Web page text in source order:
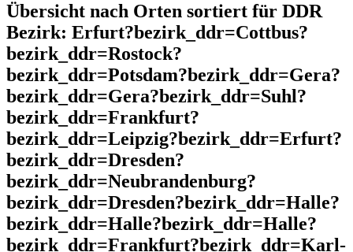
Übersicht nach Orten sortiert für DDR
Bezirk: Erfurt?bezirk_ddr=Cottbus?
bezirk_ddr=Rostock?
bezirk_ddr=Potsdam?bezirk_ddr=Gera?
bezirk_ddr=Gera?bezirk_ddr=Suhl?
bezirk_ddr=Frankfurt?
bezirk_ddr=Leipzig?bezirk_ddr=Erfurt?
bezirk_ddr=Dresden?
bezirk_ddr=Neubrandenburg?
bezirk_ddr=Dresden?bezirk_ddr=Halle?
bezirk_ddr=Halle?bezirk_ddr=Halle?
bezirk_ddr=Frankfurt?bezirk_ddr=Karl-